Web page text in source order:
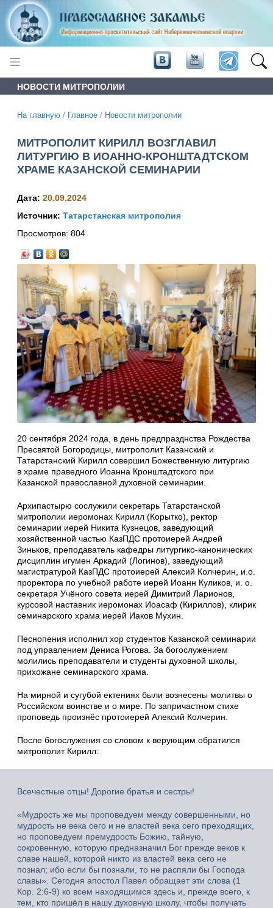
НОВОСТИ МИТРОПОЛИИ
На главную / Главное / Новости митрополии
МИТРОПОЛИТ КИРИЛЛ ВОЗГЛАВИЛ
ЛИТУРГИЮ В ИОАННО-КРОНШТАДТСКОМ
ХРАМЕ КАЗАНСКОЙ СЕМИНАРИИ
Дата: 20.09.2024
Источник: Татарстанская митрополия
Просмотров: 804
20 сентября 2024 года, в день предпразднства Рождества
Пресвятой Богородицы, митрополит Казанский и
Татарстанский Кирилл совершил Божественную литургию
в храме праведного Иоанна Кронштадтского при
Казанской православной духовной семинарии.
Архипастырю сослужили секретарь Татарстанской
митрополии иеромонах Кирилл (Корытко), ректор
семинарии иерей Никита Кузнецов, заведующий
хозяйственной частью КазПДС протоиерей Андрей
Зиньков, преподаватель кафедры литургико-канонических
дисциплин игумен Аркадий (Логинов), заведующий
магистратурой КазПДС протоиерей Алексий Колчерин, и.о.
проректора по учебной работе иерей Иоанн Куликов, и. о.
секретаря Учёного совета иерей Димитрий Ларионов,
курсовой наставник иеромонах Иоасаф (Кириллов), клирик
семинарского храма иерей Иаков Мухин.
Песнопения исполнил хор студентов Казанской семинарии
под управлением Дениса Рогова. За богослужением
молились преподаватели и студенты духовной школы,
прихожане семинарского храма.
На мирной и сугубой ектениях были вознесены молитвы о
Российском воинстве и о мире. По запричастном стихе
проповедь произнёс протоиерей Алексий Колчерин.
После богослужения со словом к верующим обратился
митрополит Кирилл:
Всечестные отцы! Дорогие братья и сестры!
«Мудрость же мы проповедуем между совершенными, но
мудрость не века сего и не властей века сего преходящих,
но проповедуем премудрость Божию, тайную,
сокровенную, которую предназначил Бог прежде веков к
славе нашей, которой никто из властей века сего не
познал; ибо если бы познали, то не распяли бы Господа
славы». Сегодня апостол Павел обращает эти слова (1
Кор. 2:6-9) ко всем находящимся здесь и, прежде всего, к
тем, кто пришёл в нашу духовную школу, чтобы получать